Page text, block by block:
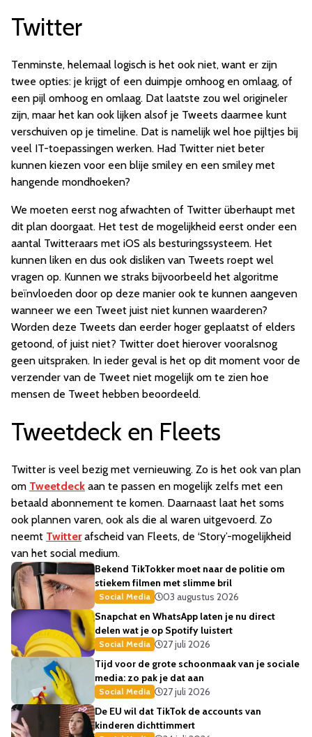
Twitter
Tenminste, helemaal logisch is het ook niet, want er zijn
twee opties: je krijgt of een duimpje omhoog en omlaag, of
een pijl omhoog en omlaag. Dat laatste zou wel origineler
zijn, maar het kan ook lijken alsof je Tweets daarmee kunt
verschuiven op je timeline. Dat is namelijk wel hoe pijltjes bij
veel IT-toepassingen werken. Had Twitter niet beter
kunnen kiezen voor een blije smiley en een smiley met
hangende mondhoeken?
We moeten eerst nog afwachten of Twitter überhaupt met
dit plan doorgaat. Het test de mogelijkheid eerst onder een
aantal Twitteraars met iOS als besturingssysteem. Het
kunnen liken en dus ook disliken van Tweets roept wel
vragen op. Kunnen we straks bijvoorbeeld het algoritme
beïnvloeden door op deze manier ook te kunnen aangeven
wanneer we een Tweet juist niet kunnen waarderen?
Worden deze Tweets dan eerder hoger geplaatst of elders
getoond, of juist niet? Twitter doet hierover vooralsnog
geen uitspraken. In ieder geval is het op dit moment voor de
verzender van de Tweet niet mogelijk om te zien hoe
mensen de Tweet hebben beoordeeld.
Tweetdeck en Fleets
Twitter is veel bezig met vernieuwing. Zo is het ook van plan
om Tweetdeck aan te passen en mogelijk zelfs met een
betaald abonnement te komen. Daarnaast laat het soms
ook plannen varen, ook als die al waren uitgevoerd. Zo
neemt Twitterafscheid van Fleets, de ‘Story’-mogelijkheid
van het social medium.
Bekend TikTokker moet naar de politie om
stiekem filmen met slimme bril
Social Media
03 augustus 2026
Snapchat en WhatsApp laten je nu direct
delen wat je op Spotify luistert
Social Media
27 juli 2026
Tijd voor de grote schoonmaak van je sociale
media: zo pak je dat aan
Social Media
27 juli 2026
De EU wil dat TikTok de accounts van
kinderen dichttimmert